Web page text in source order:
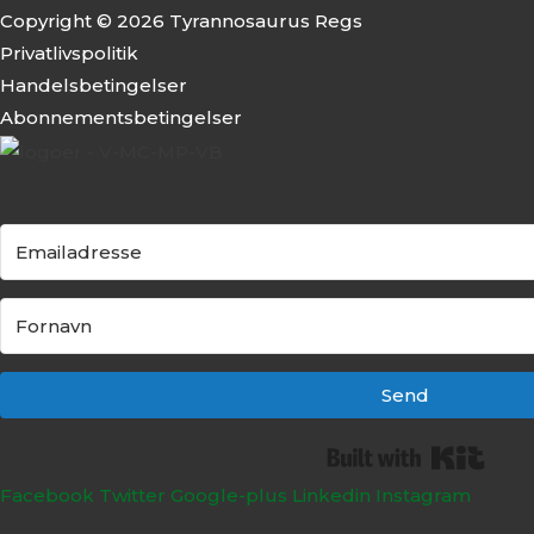
Copyright © 2026 Tyrannosaurus Regs
Privatlivspolitik
Handelsbetingelser
Abonnementsbetingelser
Send
Facebook Twitter Google-plus Linkedin Instagram